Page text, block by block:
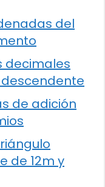
del
decimales
de adición
de 12m y